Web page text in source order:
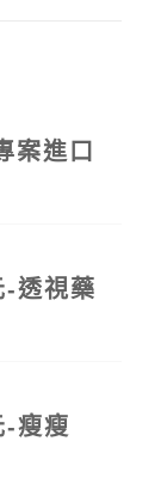
案進口
-透視藥
-瘦瘦